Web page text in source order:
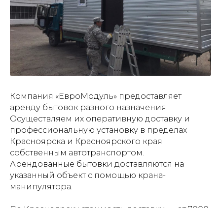
Компания «ЕвроМодуль» предоставляет
аренду бытовок разного назначения.
Осуществляем их оперативную доставку и
профессиональную установку в пределах
Красноярска и Красноярского края
собственным автотранспортом.
Арендованные бытовки доставляются на
указанный объект с помощью крана-
манипулятора.